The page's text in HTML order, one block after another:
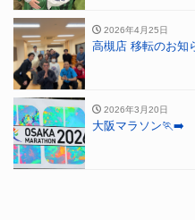
2026年4月25日
高槻店 移転のお知
2026年3月20日
大阪マラソン🏃‍➡️